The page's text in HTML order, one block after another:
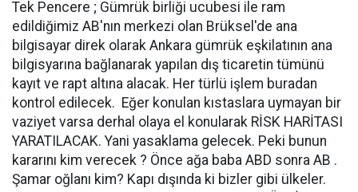
Tek Pencere ; Gümrük birliği ucubesi ile ram
edildiğimiz AB'nın merkezi olan Brüksel'de ana
bilgisayar direk olarak Ankara gümrük eşkilatının ana
bilgisyarına bağlanarak yapılan dış ticaretin tümünü
kayıt ve rapt altına alacak. Her türlü işlem buradan
kontrol edilecek. Eğer konulan kıstaslara uymayan bir
vaziyet varsa derhal olaya el konularak RİSK HARİTASI
YARATILACAK. Yani yasaklama gelecek. Peki bunun
kararını kim verecek ? Önce ağa baba ABD sonra AB .
Şamar oğlanı kim? Kapı dışında ki bizler gibi ülkeler.